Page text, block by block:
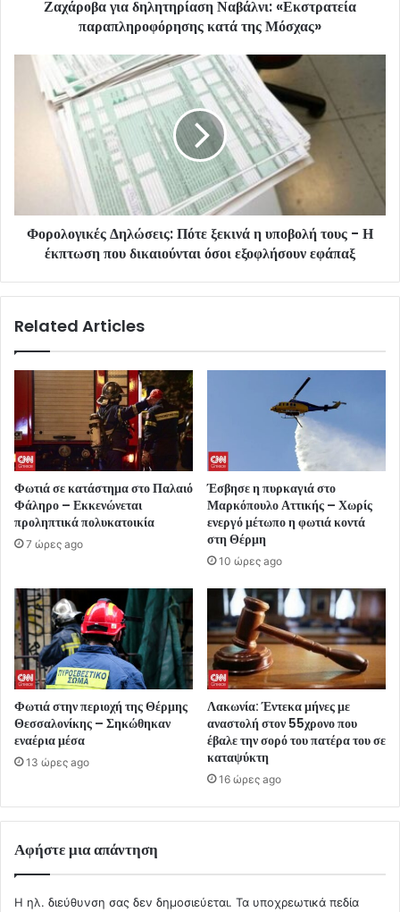
Ζαχάροβα για δηλητηρίαση Ναβάλνι: «Εκστρατεία
παραπληροφόρησης κατά της Μόσχας»
Φορολογικές Δηλώσεις: Πότε ξεκινά η υποβολή τους - Η
έκπτωση που δικαιούνται όσοι εξοφλήσουν εφάπαξ
Related Articles
Φωτιά σε κατάστημα στο Παλαιό
Φάληρο – Εκκενώνεται
προληπτικά πολυκατοικία
7 ώρες ago
Έσβησε η πυρκαγιά στο
Μαρκόπουλο Αττικής – Χωρίς
ενεργό μέτωπο η φωτιά κοντά
στη Θέρμη
10 ώρες ago
Φωτιά στην περιοχή της Θέρμης
Θεσσαλονίκης – Σηκώθηκαν
εναέρια μέσα
13 ώρες ago
Λακωνία: Έντεκα μήνες με
αναστολή στον 55χρονο που
έβαλε την σορό του πατέρα του σε
καταψύκτη
16 ώρες ago
Αφήστε μια απάντηση
Η ηλ. διεύθυνση σας δεν δημοσιεύεται. Τα υποχρεωτικά πεδία